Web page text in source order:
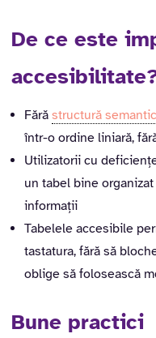
De ce este
Fără structură
într-o ordine liniară,
Utilizatorii cu
un tabel bine
informații
Tabelele accesibile
tastatura, fără să
oblige să folosească
Bune practici